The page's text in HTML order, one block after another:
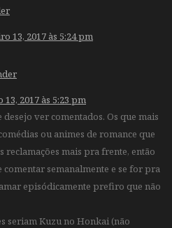
13, 2017 às 5:24 pm
13, 2017 às 5:23 pm
ver comentados. Os que mais
ou animes de romance que
reclamações mais pra frente, então
semanalmente e se for pra
episódicamente prefiro que não
seriam Kuzu no Honkai (não